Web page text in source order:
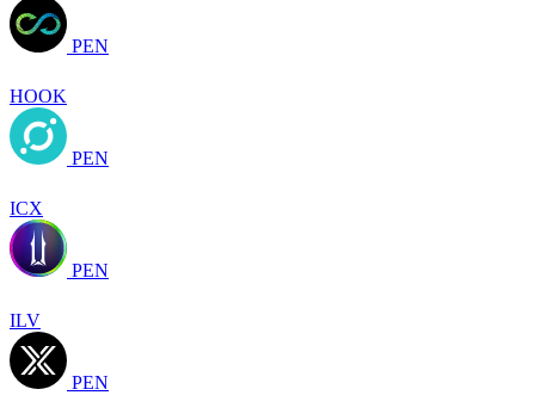
PEN
HOOK
PEN
ICX
PEN
ILV
PEN